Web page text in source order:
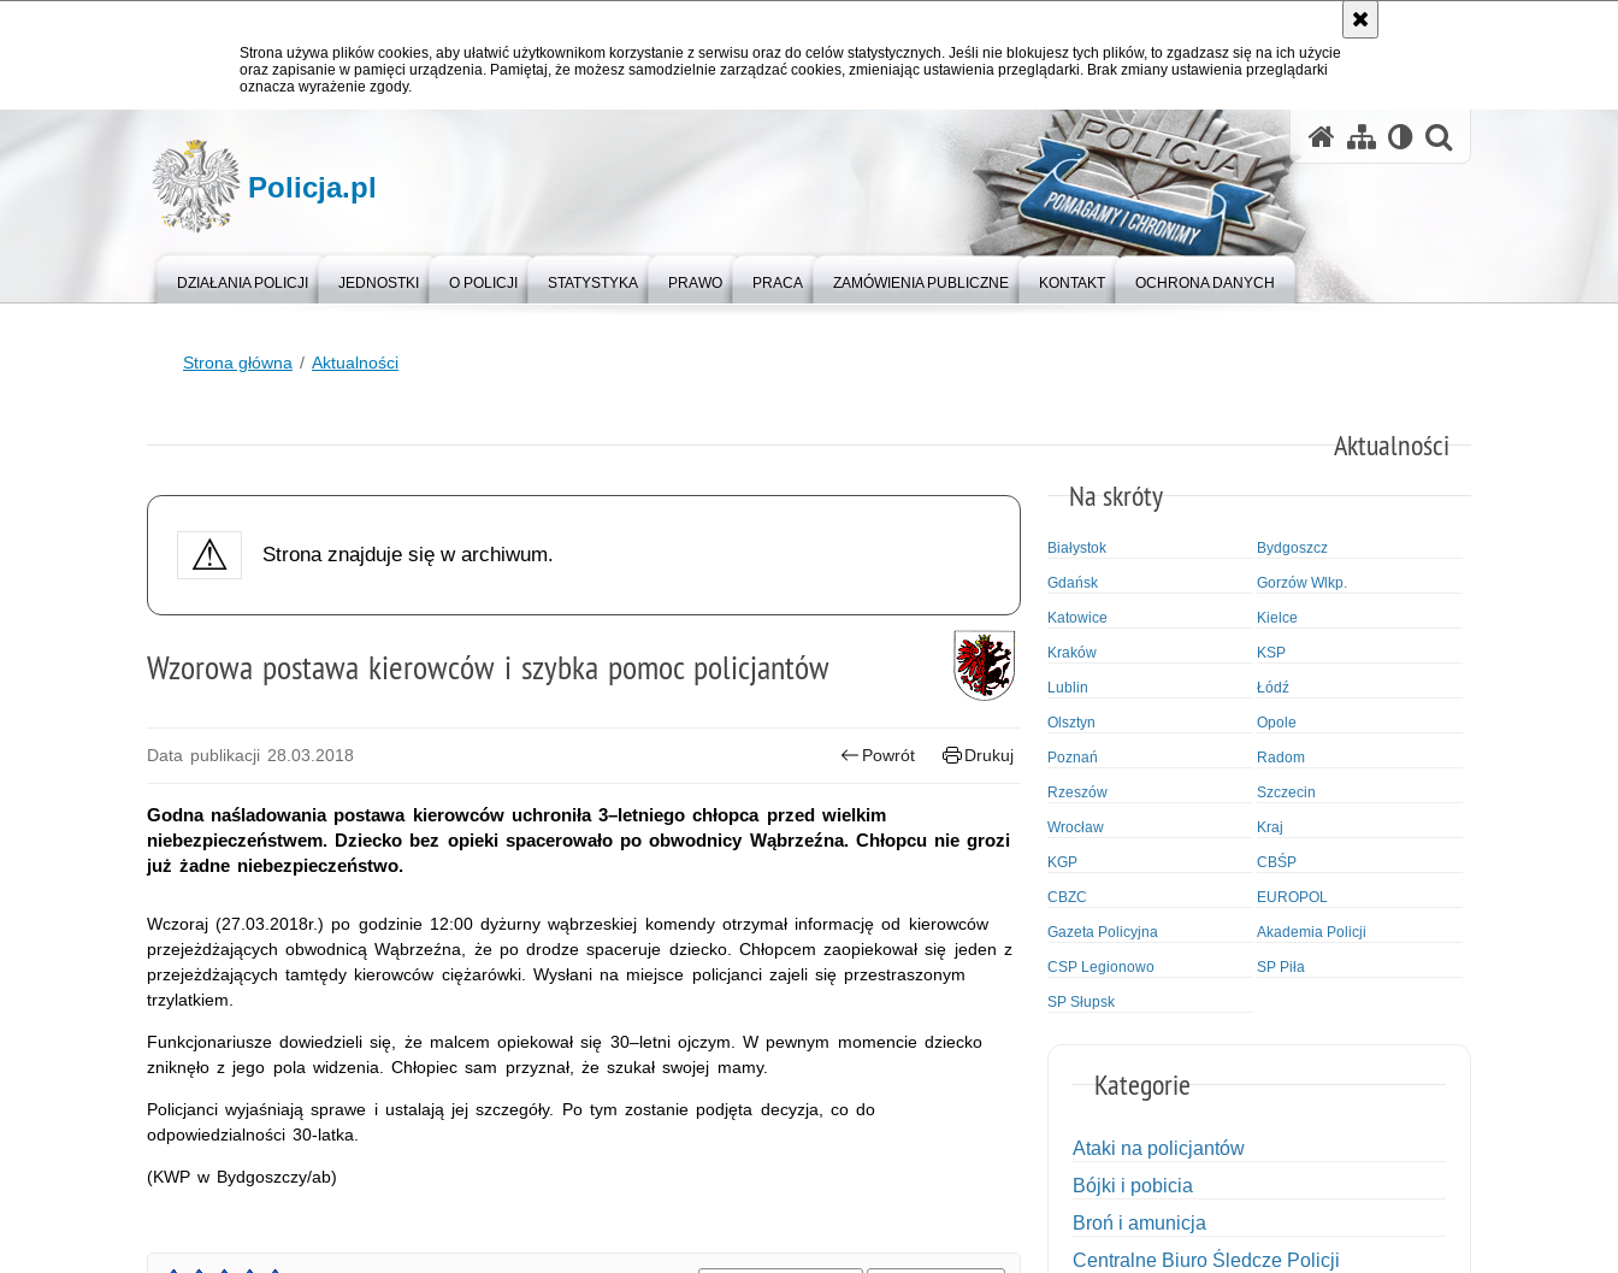
Strona używa plików cookies, aby ułatwić użytkownikom korzystanie z serwisu oraz do celów statystycznych. Jeśli nie blokujesz tych plików, to zgadzasz się na ich użycie
oraz zapisanie w pamięci urządzenia. Pamiętaj, że możesz samodzielnie zarządzać cookies, zmieniając ustawienia przeglądarki. Brak zmiany ustawienia przeglądarki
oznacza wyrażenie zgody.
Policja.pl
DZIAŁANIA POLICJI JEDNOSTKI O POLICJI STATYSTYKA PRAWO PRACA ZAMÓWIENIA PUBLICZNE KONTAKT OCHRONA DANYCH
Strona główna Aktualności
Aktualności
Strona znajduje się w archiwum.
Wzorowa postawa kierowców i szybka pomoc policjantów
Data publikacji 28.03.2018 Powrót Drukuj
Godna naśladowania postawa kierowców uchroniła 3–letniego chłopca przed wielkim
niebezpieczeństwem. Dziecko bez opieki spacerowało po obwodnicy Wąbrzeźna. Chłopcu nie grozi
już żadne niebezpieczeństwo.
Wczoraj (27.03.2018r.) po godzinie 12:00 dyżurny wąbrzeskiej komendy otrzymał informację od kierowców
przejeżdżających obwodnicą Wąbrzeźna, że po drodze spaceruje dziecko. Chłopcem zaopiekował się jeden z
przejeżdżających tamtędy kierowców ciężarówki. Wysłani na miejsce policjanci zajeli się przestraszonym
trzylatkiem.
Funkcjonariusze dowiedzieli się, że malcem opiekował się 30–letni ojczym. W pewnym momencie dziecko
zniknęło z jego pola widzenia. Chłopiec sam przyznał, że szukał swojej mamy.
Policjanci wyjaśniają sprawe i ustalają jej szczegóły. Po tym zostanie podjęta decyzja, co do
odpowiedzialności 30-latka.
(KWP w Bydgoszczy/ab)
Na skróty
Białystok Bydgoszcz
Gdańsk Gorzów Wlkp.
Katowice Kielce
Kraków KSP
Lublin Łódź
Olsztyn Opole
Poznań Radom
Rzeszów Szczecin
Wrocław Kraj
KGP CBŚP
CBZC EUROPOL
Gazeta Policyjna Akademia Policji
CSP Legionowo SP Piła
SP Słupsk
Kategorie
Ataki na policjantów
Bójki i pobicia
Broń i amunicja
Centralne Biuro Śledcze Policji